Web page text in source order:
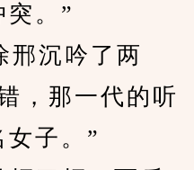
。”
沉吟了两
，那一代的听
子。”